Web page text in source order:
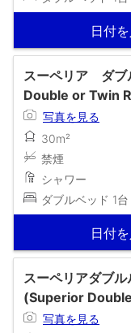
日付
スーペリア ダブ
Double or Twin
写真を見る
30m²
禁煙
シャワー
ダブルベッド 1台
日付
スーペリアダブル
(Superior
写真を見る